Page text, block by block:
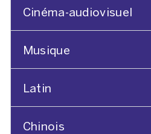
Cinéma-audiovisuel
Musique
Latin
Chinois